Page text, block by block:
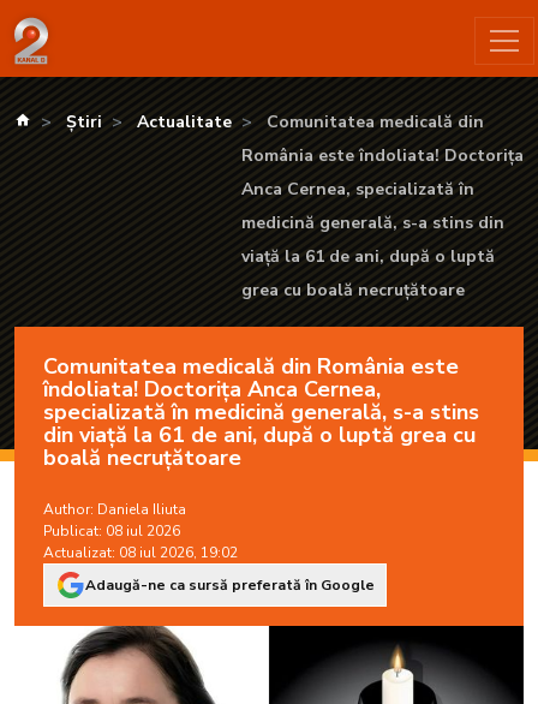
Comunitatea medicală din România este îndoliata! Doctorița
kanald.ro
Știri Actualitate
Comunitatea medicală din
România este îndoliata! Doctorița
Anca Cernea, specializată în
medicină generală, s-a stins din
viață la 61 de ani, după o luptă
grea cu boală necruțătoare
Comunitatea medicală din România este
îndoliata! Doctorița Anca Cernea,
specializată în medicină generală, s-a stins
din viață la 61 de ani, după o luptă grea cu
boală necruțătoare
Author: Daniela Iliuta
Publicat: 08 iul 2026
Actualizat: 08 iul 2026, 19:02
Adaugă-ne ca sursă preferată în Google